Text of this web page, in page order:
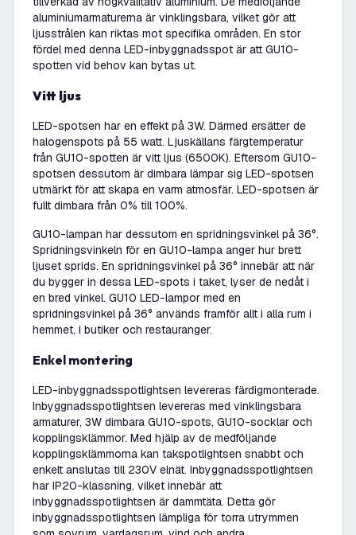
aluminiumarmaturerna är vinklingsbara, vilket gör att
ljusstrålen kan riktas mot specifika områden. En stor
fördel med denna LED-inbyggnadsspot är att GU10-
spotten vid behov kan bytas ut.
Vitt ljus
LED-spotsen har en effekt på 3W. Därmed ersätter de
halogenspots på 55 watt. Ljuskällans färgtemperatur
från GU10-spotten är vitt ljus (6500K). Eftersom GU10-
spotsen dessutom är dimbara lämpar sig LED-spotsen
utmärkt för att skapa en varm atmosfär. LED-spotsen är
fullt dimbara från 0% till 100%.
GU10-lampan har dessutom en spridningsvinkel på 36°.
Spridningsvinkeln för en GU10-lampa anger hur brett
ljuset sprids. En spridningsvinkel på 36° innebär att när
du bygger in dessa LED-spots i taket, lyser de nedåt i
en bred vinkel. GU10 LED-lampor med en
spridningsvinkel på 36° används framför allt i alla rum i
hemmet, i butiker och restauranger.
Enkel montering
LED-inbyggnadsspotlightsen levereras färdigmonterade.
Inbyggnadsspotlightsen levereras med vinklingsbara
armaturer, 3W dimbara GU10-spots, GU10-socklar och
kopplingsklämmor. Med hjälp av de medföljande
kopplingsklämmorna kan takspotlightsen snabbt och
enkelt anslutas till 230V elnät. Inbyggnadsspotlightsen
har IP20-klassning, vilket innebär att
inbyggnadsspotlightsen är dammtäta. Detta gör
inbyggnadsspotlightsen lämpliga för torra utrymmen